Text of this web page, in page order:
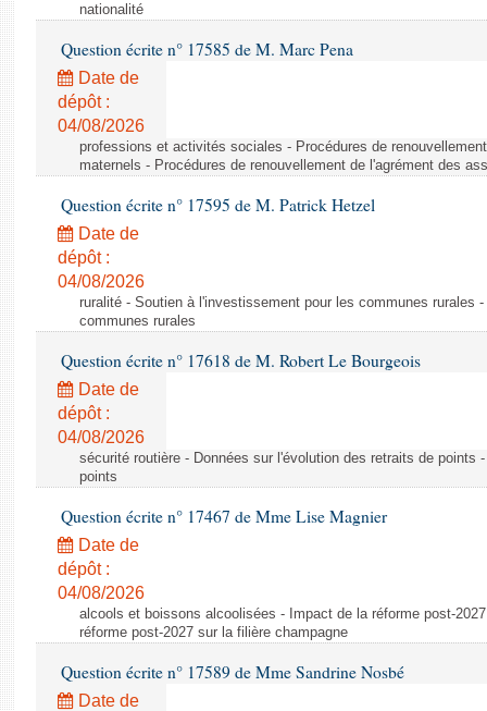
nationalité
Question écrite n° 17585 de M. Marc Pena
Date de
dépôt :
04/08/2026
professions et activités sociales - Procédures de
maternels - Procédures de renouvellement de l'agrément des
Question écrite n° 17595 de M. Patrick Hetzel
Date de
dépôt :
04/08/2026
ruralité - Soutien à l'investissement pour les communes rurales
communes rurales
Question écrite n° 17618 de M. Robert Le Bourgeois
Date de
dépôt :
04/08/2026
sécurité routière - Données sur l'évolution des retraits de points
points
Question écrite n° 17467 de Mme Lise Magnier
Date de
dépôt :
04/08/2026
alcools et boissons alcoolisées - Impact de la réforme post-
réforme post-2027 sur la filière champagne
Question écrite n° 17589 de Mme Sandrine Nosbé
Date de